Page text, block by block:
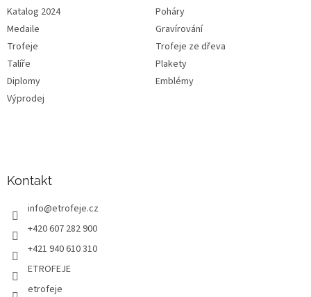
Katalog 2024
Poháry
Medaile
Gravírování
Trofeje
Trofeje ze dřeva
Talíře
Plakety
Diplomy
Emblémy
Výprodej
Kontakt
info@etrofeje.cz
+420 607 282 900
+421 940 610 310
ETROFEJE
etrofeje